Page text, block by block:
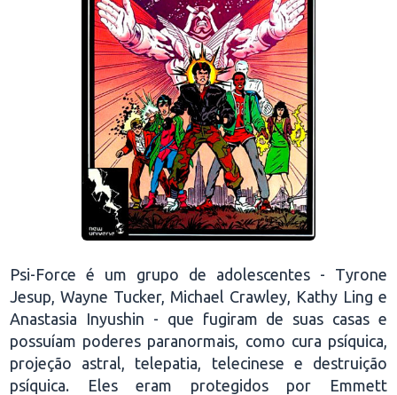
Psi-Force é um grupo de adolescentes - Tyrone
Jesup, Wayne Tucker, Michael Crawley, Kathy Ling e
Anastasia Inyushin - que fugiram de suas casas e
possuíam poderes paranormais, como cura psíquica,
projeção astral, telepatia, telecinese e destruição
psíquica. Eles eram protegidos por Emmett